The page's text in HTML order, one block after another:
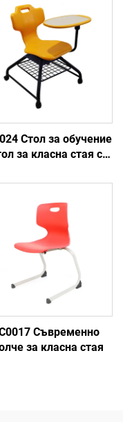
Стол за обучение
за класна стая с
Съвременно
за класна стая